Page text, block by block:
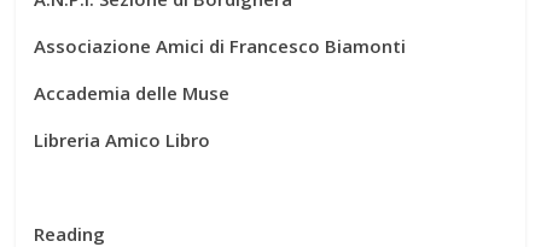
Associazione Amici di Francesco Biamonti
Accademia delle Muse
Libreria Amico Libro
Reading